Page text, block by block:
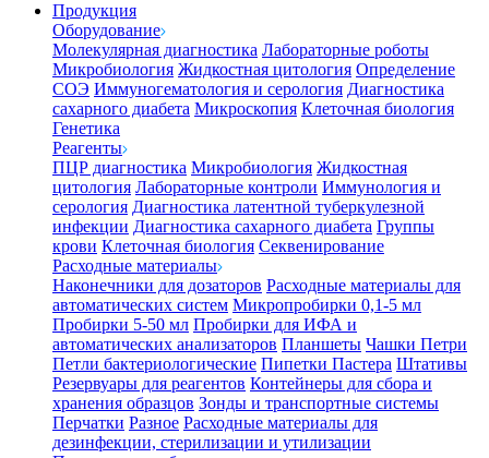
Продукция
Оборудование
Молекулярная диагностика Лабораторные роботы
Микробиология Жидкостная цитология Определение
СОЭ Иммуногематология и серология Диагностика
сахарного диабета Микроскопия Клеточная биология
Генетика
Реагенты
ПЦР диагностика Микробиология Жидкостная
цитология Лабораторные контроли Иммунология и
серология Диагностика латентной туберкулезной
инфекции Диагностика сахарного диабета Группы
крови Клеточная биология Секвенирование
Расходные материалы
Наконечники для дозаторов Расходные материалы для
автоматических систем Микропробирки 0,1-5 мл
Пробирки 5-50 мл Пробирки для ИФА и
автоматических анализаторов Планшеты Чашки Петри
Петли бактериологические Пипетки Пастера Штативы
Резервуары для реагентов Контейнеры для сбора и
хранения образцов Зонды и транспортные системы
Перчатки Разное Расходные материалы для
дезинфекции, стерилизации и утилизации